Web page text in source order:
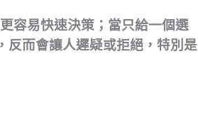
容易快速決策；當只給一個選
反而會讓人遲疑或拒絕，特別是